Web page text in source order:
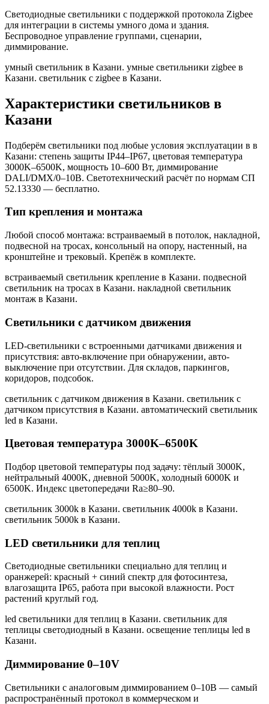
Светодиодные светильники с поддержкой протокола Zigbee
для интеграции в системы умного дома и здания.
Беспроводное управление группами, сценарии,
диммирование.
умный светильник в Казани. умные светильники zigbee в
Казани. светильник с zigbee в Казани.
Характеристики светильников в
Казани
Подберём светильники под любые условия эксплуатации в в
Казани: степень защиты IP44–IP67, цветовая температура
3000K–6500K, мощность 10–600 Вт, диммирование
DALI/DMX/0–10В. Светотехнический расчёт по нормам СП
52.13330 — бесплатно.
Тип крепления и монтажа
Любой способ монтажа: встраиваемый в потолок, накладной,
подвесной на тросах, консольный на опору, настенный, на
кронштейне и трековый. Крепёж в комплекте.
встраиваемый светильник крепление в Казани. подвесной
светильник на тросах в Казани. накладной светильник
монтаж в Казани.
Светильники с датчиком движения
LED-светильники с встроенными датчиками движения и
присутствия: авто-включение при обнаружении, авто-
выключение при отсутствии. Для складов, паркингов,
коридоров, подсобок.
светильник с датчиком движения в Казани. светильник с
датчиком присутствия в Казани. автоматический светильник
led в Казани.
Цветовая температура 3000K–6500K
Подбор цветовой температуры под задачу: тёплый 3000K,
нейтральный 4000K, дневной 5000K, холодный 6000K и
6500K. Индекс цветопередачи Ra≥80–90.
светильник 3000k в Казани. светильник 4000k в Казани.
светильник 5000k в Казани.
LED светильники для теплиц
Светодиодные светильники специально для теплиц и
оранжерей: красный + синий спектр для фотосинтеза,
влагозащита IP65, работа при высокой влажности. Рост
растений круглый год.
led светильники для теплиц в Казани. светильник для
теплицы светодиодный в Казани. освещение теплицы led в
Казани.
Диммирование 0–10V
Светильники с аналоговым диммированием 0–10В — самый
распространённый протокол в коммерческом и